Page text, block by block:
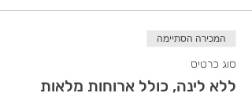
המכירה הסתיימה
סוג כרטיס
ללא לינה, כולל ארוחות מלאות